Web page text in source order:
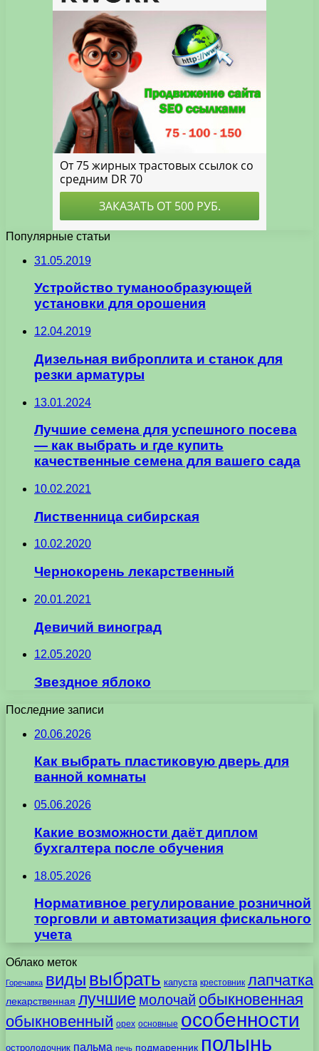
Популярные статьи
31.05.2019
Устройство туманообразующей
установки для орошения
12.04.2019
Дизельная виброплита и станок для
резки арматуры
13.01.2024
Лучшие семена для успешного посева
— как выбрать и где купить
качественные семена для вашего сада
10.02.2021
Лиственница сибирская
10.02.2020
Чернокорень лекарственный
20.01.2021
Девичий виноград
12.05.2020
Звездное яблоко
Последние записи
20.06.2026
Как выбрать пластиковую дверь для
ванной комнаты
05.06.2026
Какие возможности даёт диплом
бухгалтера после обучения
18.05.2026
Нормативное регулирование розничной
торговли и автоматизация фискального
учета
Облако меток
Горечавка виды выбрать капуста крестовник лапчатка
лекарственная лучшие молочай обыкновенная
обыкновенный орех основные особенности
остролодочник пальма печь подмаренник полынь